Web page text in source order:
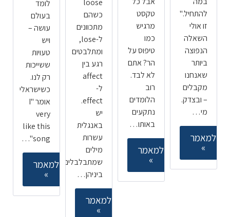
להתחיל."
זו אולי
השאלה
הנפוצה
ביותר
שאנחנו
מקבלים
– ובצדק.
מי…
למאמר
»
טקסט
מרגיש
כמו
טיפוס על
הר? אתם
לא לבד.
רוב
הלומדים
נתקעים
באותו…
למאמר
»
loose
כשהם
מתכוונים
ל-lose,
ומתלבטים
רגע בין
affect
ל-
effect.
יש
באנגלית
עשרות
מילים
שמתבלבלים
ביניהן…
למאמר
»
לומד
בעולם
עושה –
ויש
טעויות
ששייכות
רק לנו.
כשישראלי
אומר "I
very
like this
song"…
למאמר
»